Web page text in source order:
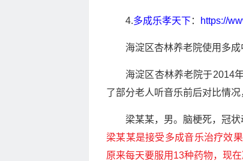
4.多成乐孝天下： https://
海淀区杏林养老院使用多成
海淀区杏林养老院于2014
了部分老人听音乐前后对比情况
梁某某，男。脑梗死，冠状
梁某某是接受多成音乐治疗效
原来每天要服用13种药物，现